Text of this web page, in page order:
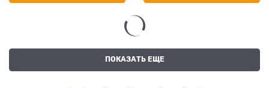
ПОКАЗАТЬ ЕЩЕ